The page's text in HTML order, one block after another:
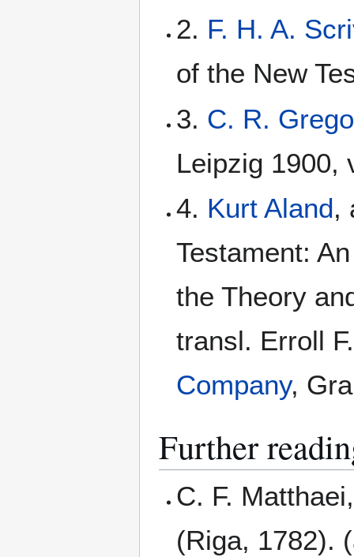
2. F. H. A.
of the New
3. C. R.
Leipzig 1900,
4. Kurt Aland,
Testament:
the Theory
transl. Erroll
Company,
Further
C. F.
(Riga, 1782).